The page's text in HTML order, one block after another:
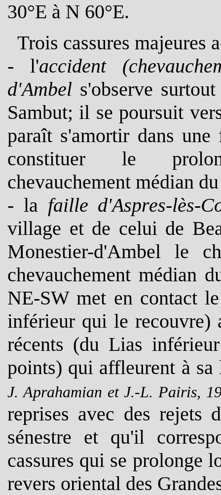
30°E à N 60°E.
Trois cassures majeures
- l'accident
d'Ambel s'observe
Sambut; il se poursuit
paraît s'amortir dans
constituer le
chevauchement médian
- la faille d'Aspres-lès-
village et de celui de
Monestier-d'Ambel le
chevauchement médian
NE-SW met en contact
inférieur qui le recouvre)
récents (du Lias
points) qui affleurent à
J. Aprahamian et J.-L. Pairis,
reprises avec des rejets
sénestre et qu'il
cassures qui se prolonge
revers oriental des